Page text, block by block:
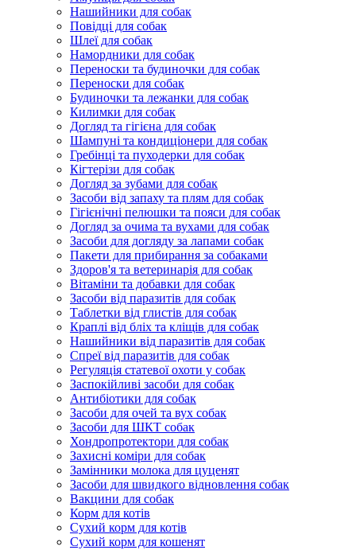
Нашийники для собак
Повідці для собак
Шлеї для собак
Намордники для собак
Переноски та будиночки для собак
Переноски для собак
Будиночки та лежанки для собак
Килимки для собак
Догляд та гігієна для собак
Шампуні та кондиціонери для собак
Гребінці та пуходерки для собак
Кігтерізи для собак
Догляд за зубами для собак
Засоби від запаху та плям для собак
Гігієнічні пелюшки та пояси для собак
Догляд за очима та вухами для собак
Засоби для догляду за лапами собак
Пакети для прибирання за собаками
Здоров'я та ветеринарія для собак
Вітаміни та добавки для собак
Засоби від паразитів для собак
Таблетки від глистів для собак
Краплі від бліх та кліщів для собак
Нашийники від паразитів для собак
Спреї від паразитів для собак
Регуляція статевої охоти у собак
Заспокійливі засоби для собак
Антибіотики для собак
Засоби для очей та вух собак
Засоби для ШКТ собак
Хондропротектори для собак
Захисні коміри для собак
Замінники молока для цуценят
Засоби для швидкого відновлення собак
Вакцини для собак
Корм для котів
Сухий корм для котів
Сухий корм для кошенят